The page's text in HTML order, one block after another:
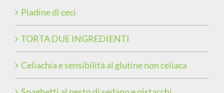
Piadine di ceci
TORTA DUE INGREDIENTI
Celiachia e sensibilità al glutine non celiaca